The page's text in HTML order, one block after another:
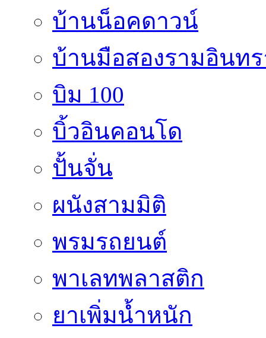
บ้านน็อคดาวน์
บ้านมือสองรามอินท
บิม 100
บิ้วอินคอนโด
ปั้นจั่น
ผนังสามมิติ
พรมรถยนต์
พาเลทพลาสติก
ยาเพิ่มน้ำหนัก